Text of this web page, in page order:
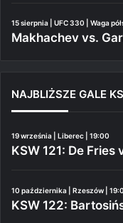
15 sierpnia | UFC 330 | Waga
Makhachev vs.
NAJBLIŻSZE GALE
19 września | Liberec | 19:00
KSW 121: De Fries
10 października | Rzeszów |
KSW 122: